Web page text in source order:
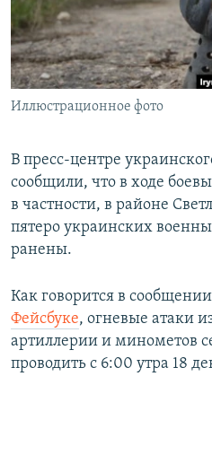
ПОБЕДИТЕЛЕЙ НЕ СУДЯТ?
КРЫМ.НЕПОКОРЕННЫЙ
ELIFBE
УКРАИНСКАЯ ПРОБЛЕМА КРЫМА
ПРИСОЕДИНЯЙТЕСЬ!
Иллюстрационное фото
В пресс-центре
сообщили, что в ходе
в частности, в районе
пятеро украинских
ранены.
Как говорится в
Фейсбуке, огневые атаки
артиллерии и минометов
проводить с 6:00 утра 18